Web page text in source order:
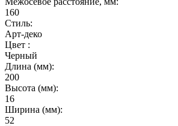
160
Стиль:
Арт-деко
Цвет :
Черный
Длина (мм):
200
Высота (мм):
16
Ширина (мм):
52